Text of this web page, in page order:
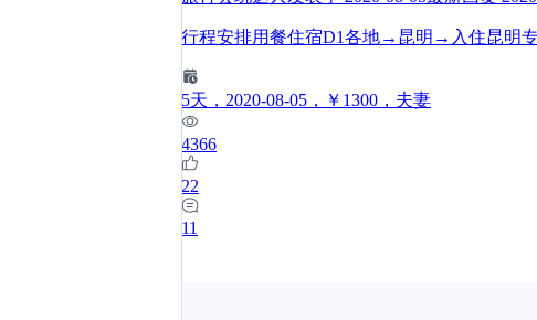
行程安排用餐住宿D1各地→昆明→入住昆明
5天 ，2020-08-05 ，￥1300 ，夫妻
4366
22
11